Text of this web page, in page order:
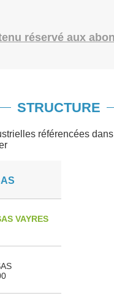
réservé aux
STRUCTURE
référencées
VAYRES